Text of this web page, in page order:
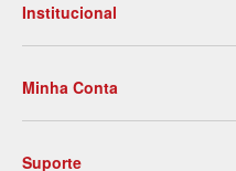
Institucional
Nossas Lojas
Serviços
Minha Conta
2ª Via de Boleto
Suporte